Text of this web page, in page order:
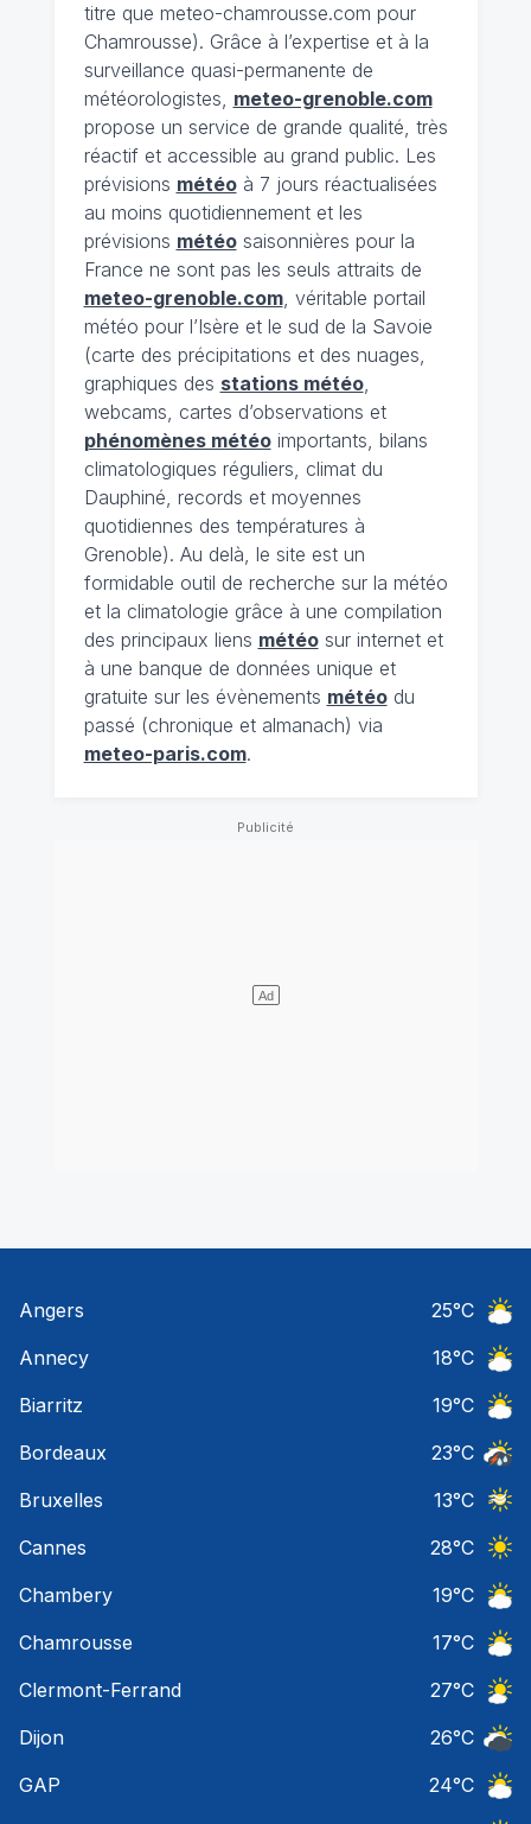
titre que meteo-chamrousse.com pour
Chamrousse). Grâce à l’expertise et à la
surveillance quasi-permanente de
météorologistes, meteo-grenoble.com
propose un service de grande qualité, très
réactif et accessible au grand public. Les
prévisions météoà 7 jours réactualisées
au moins quotidiennement et les
prévisions météosaisonnières pour la
France ne sont pas les seuls attraits de
meteo-grenoble.com, véritable portail
météo pour l’Isère et le sud de la Savoie
(carte des précipitations et des nuages,
graphiques des stations météo,
webcams, cartes d’observations et
phénomènes météoimportants, bilans
climatologiques réguliers, climat du
Dauphiné, records et moyennes
quotidiennes des températures à
Grenoble). Au delà, le site est un
formidable outil de recherche sur la météo
et la climatologie grâce à une compilation
des principaux liens météosur internet et
à une banque de données unique et
gratuite sur les évènements météodu
passé (chronique et almanach) via
meteo-paris.com.
Angers 25°C
Annecy
18°C
Biarritz
19°C
Bordeaux
23°C
Bruxelles
13°C
Cannes
28°C
Chambery
19°C
Chamrousse
17°C
Clermont-Ferrand
27°C
Dijon
26°C
GAP
24°C